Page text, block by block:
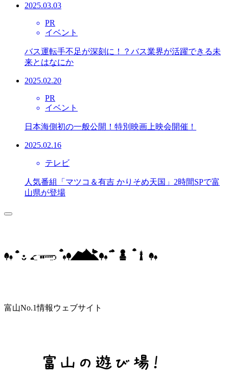
2025.03.03
PR
イベント
バス運転手不足が深刻に！？バス業界が活躍できる未
来とはなにか
2025.02.20
PR
イベント
日本海側初の一般公開！特別映画上映会開催！
2025.02.16
テレビ
人気番組「マツコ＆有吉 かりそめ天国」2時間SPで富
山県が登場
富山No.1情報ウェブサイト